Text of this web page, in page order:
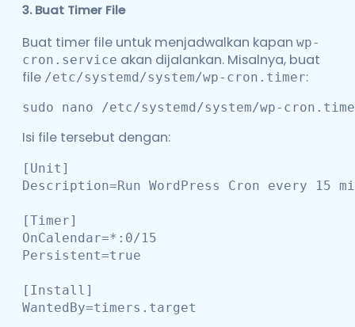
3.Buat Timer File
Buat timer file untuk menjadwalkan kapan wp-
cron.service akan dijalankan. Misalnya, buat
file /etc/systemd/system/wp-cron.timer:
sudo nano /etc/systemd/system/wp-
Isi file tersebut dengan:
[Unit]
Description=Run WordPress Cron every 15
[Timer]
OnCalendar=*:0/15
Persistent=true
[Install]
WantedBy=timers.target